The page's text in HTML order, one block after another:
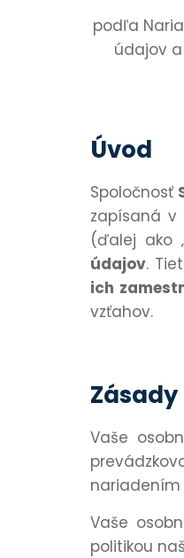
podľa
údajov
Úvod
Spoločnosť
zapísaná v
(ďalej ako
údajov.
ich
vzťahov.
Vaše
Vaše
politikou